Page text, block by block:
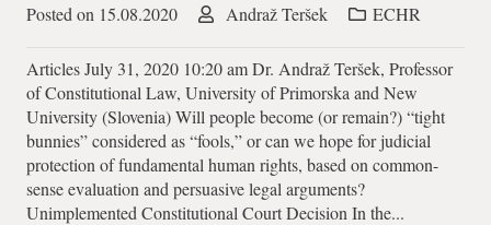
Posted on 15.08.2020 Andraž Teršek ECHR
Articles July 31, 2020 10:20 am Dr. Andraž Teršek, Professor
of Constitutional Law, University of Primorska and New
University (Slovenia) Will people become (or remain?) “tight
bunnies” considered as “fools,” or can we hope for judicial
protection of fundamental human rights, based on common-
sense evaluation and persuasive legal arguments?
Unimplemented Constitutional Court Decision In the...